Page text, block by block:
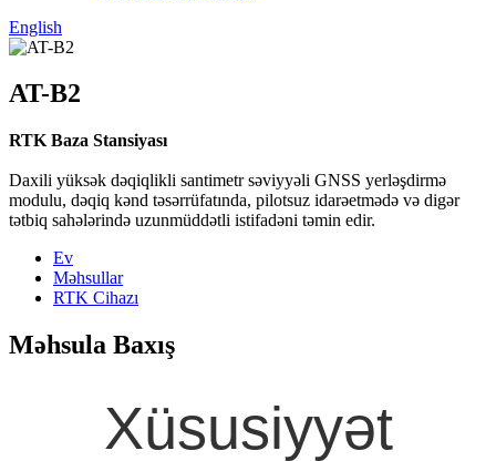
English
AT-B2
RTK Baza Stansiyası
Daxili yüksək dəqiqlikli santimetr səviyyəli GNSS yerləşdirmə
modulu, dəqiq kənd təsərrüfatında, pilotsuz idarəetmədə və digər
tətbiq sahələrində uzunmüddətli istifadəni təmin edir.
Ev
Məhsullar
RTK Cihazı
Məhsula Baxış
Xüsusiyyət